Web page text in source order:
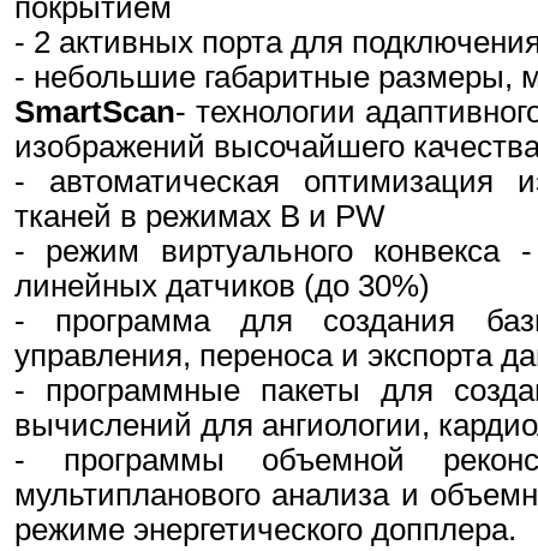
- 2 активных порта для
- небольшие габаритные размеры,
SmartScan- технологии
изображений высочайшего
- автоматическая оптимизация
тканей в режимах B и PW
- режим виртуального конвекса
линейных датчиков (до 30%)
- программа для создания
управления, переноса и экспорта
- программные пакеты для
вычислений для ангиологии,
- программы объемной
мультипланового анализа и
режиме энергетического допплера.